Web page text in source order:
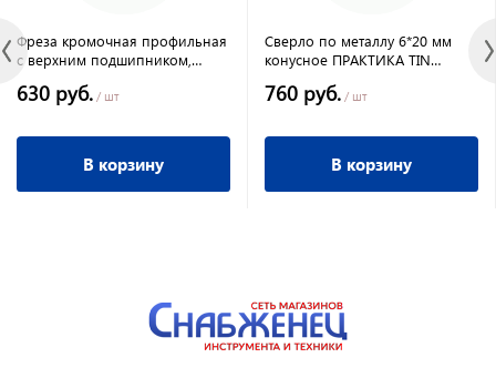
Фреза кромочная профильная
с верхним подшипником,
630 руб. / шт
В корзину
Сверло по металлу 6*20 мм
конусное ПРАКТИКА TIN
760 руб. / шт
В корзину